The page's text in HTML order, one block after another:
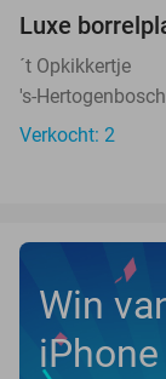
TODAY
Luxe
´t Opkikkertje
's-Hertogenbosch
Verkocht: 2
Win